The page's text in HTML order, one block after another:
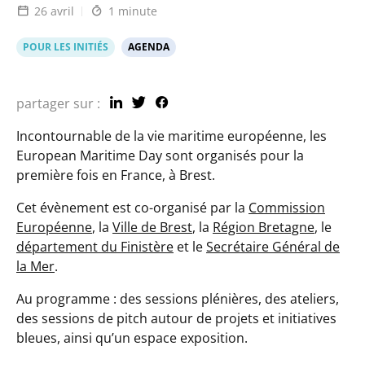
26 avril 1 minute
POUR LES INITIÉS AGENDA
partager sur :
Incontournable de la vie maritime européenne, les
European Maritime Day sont organisés pour la
première fois en France, à Brest.
Cet évènement est co-organisé par la Commission
Européenne, la Ville de Brest, la Région Bretagne, le
département du Finistère et leSecrétaire Général de
la Mer.
Au programme : des sessions plénières, des ateliers,
des sessions de pitch autour de projets et initiatives
bleues, ainsi qu’un espace exposition.